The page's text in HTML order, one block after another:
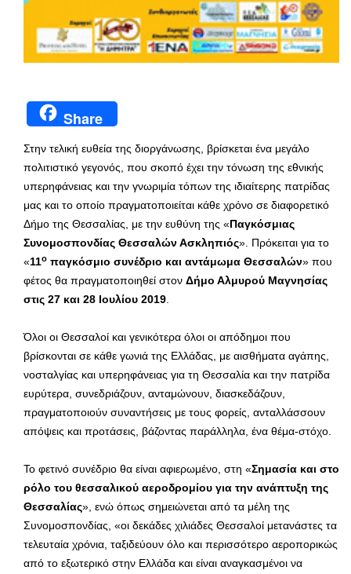
Share
Στην τελική ευθεία της διοργάνωσης, βρίσκεται ένα μεγάλο
πολιτιστικό γεγονός, που σκοπό έχει την τόνωση της εθνικής
υπερηφάνειας και την γνωριμία τόπων της ιδιαίτερης πατρίδας
μας και το οποίο πραγματοποιείται κάθε χρόνο σε διαφορετικό
Δήμο της Θεσσαλίας, με την ευθύνη της «Παγκόσμιας
Συνομοσπονδίας Θεσσαλών Ασκληπιός». Πρόκειται για το
«11ο παγκόσμιο συνέδριο και αντάμωμα Θεσσαλών» που
φέτος θα πραγματοποιηθεί στον Δήμο Αλμυρού Μαγνησίας
στις 27 και 28 Ιουλίου 2019.
Όλοι οι Θεσσαλοί και γενικότερα όλοι οι απόδημοι που
βρίσκονται σε κάθε γωνιά της Ελλάδας, με αισθήματα αγάπης,
νοσταλγίας και υπερηφάνειας για τη Θεσσαλία και την πατρίδα
ευρύτερα, συνεδριάζουν, ανταμώνουν, διασκεδάζουν,
πραγματοποιούν συναντήσεις με τους φορείς, ανταλλάσσουν
απόψεις και προτάσεις, βάζοντας παράλληλα, ένα θέμα-στόχο.
Το φετινό συνέδριο θα είναι αφιερωμένο, στη «Σημασία και στο
ρόλο του θεσσαλικού αεροδρομίου για την ανάπτυξη της
Θεσσαλίας», ενώ όπως σημειώνεται από τα μέλη της
Συνομοσπονδίας, «οι δεκάδες χιλιάδες Θεσσαλοί μετανάστες τα
τελευταία χρόνια, ταξιδεύουν όλο και περισσότερο αεροπορικώς
από το εξωτερικό στην Ελλάδα και είναι αναγκασμένοι να